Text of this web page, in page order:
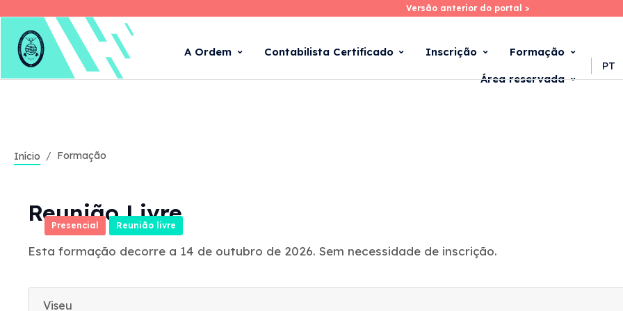
Skip
main
Versão anterior do portal >
Versão anterior do portal >
A Ordem Contabilista Certificado Inscrição Formação
Área reservada
PT
Início Formação
Presencial Reunião livre
Reunião Livre
Esta formação decorre a 14 de outubro de 2026. Sem necessidade de inscrição.
Viseu